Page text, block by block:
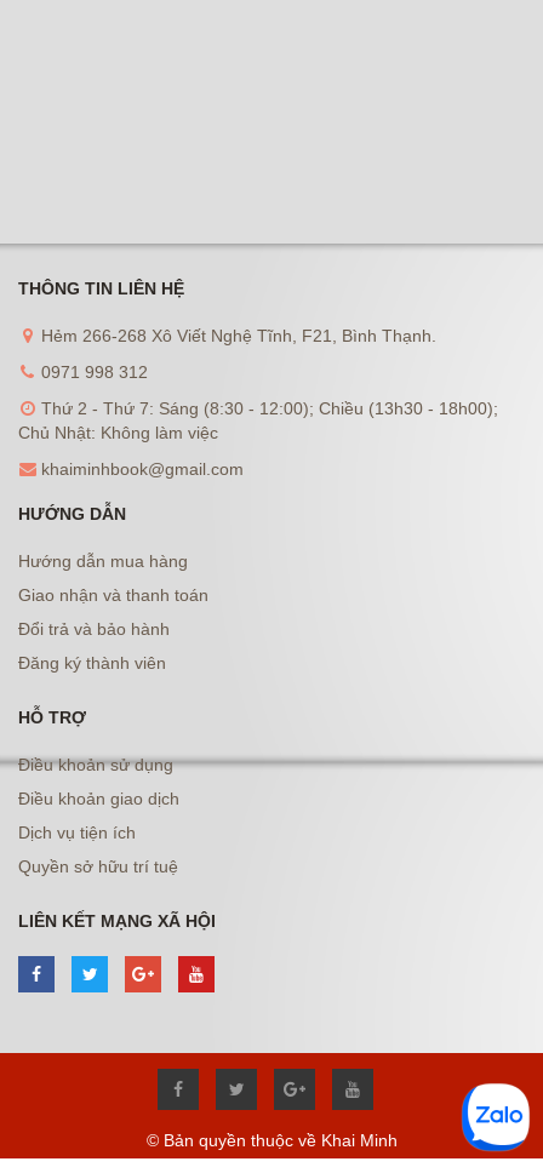
THÔNG TIN LIÊN HỆ
Hẻm 266-268 Xô Viết Nghệ Tĩnh, F21, Bình Thạnh.
0971 998 312
Thứ 2 - Thứ 7: Sáng (8:30 - 12:00); Chiều (13h30 - 18h00);
Chủ Nhật: Không làm việc
khaiminhbook@gmail.com
HƯỚNG DẪN
Hướng dẫn mua hàng
Giao nhận và thanh toán
Đổi trả và bảo hành
Đăng ký thành viên
HỖ TRỢ
Điều khoản sử dụng
Điều khoản giao dịch
Dịch vụ tiện ích
Quyền sở hữu trí tuệ
LIÊN KẾT MẠNG XÃ HỘI
© Bản quyền thuộc về Khai Minh